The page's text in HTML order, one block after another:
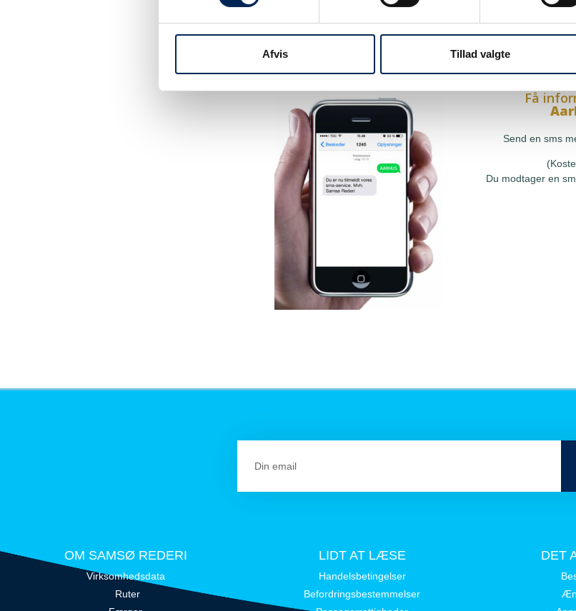
Afvis Tillad valgte
Tilmeld dig vores sms-service, så kan du
Du modtager en
Få
Send en sms
Du modtager en
OM SAMSØ REDERI
Virksomhedsdata
Ruter
LIDT AT LÆSE
Handelsbetingelser
Befordringsbestemmelser
DET